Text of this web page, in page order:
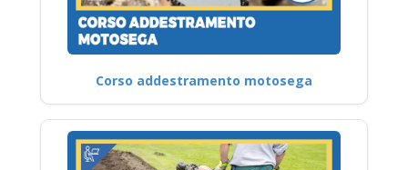
Corso addestramento motosega